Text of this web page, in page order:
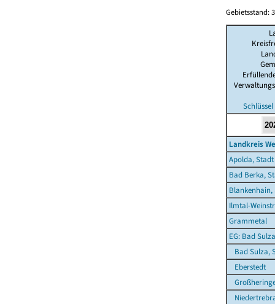
Gebietsstand:
Landkreis
Apolda, Stadt
Bad Berka,
Blankenhain,
Ilmtal-
Grammetal
EG: Bad
Bad Sulza,
Eberstedt